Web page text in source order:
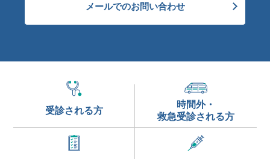
メールでのお問い合わせ
受診される方
時間外・
救急受診される方